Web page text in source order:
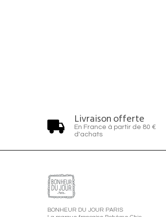
Livraison offerte
En France à partir de 80 €
d'achats
BONHEUR DU JOUR PARIS